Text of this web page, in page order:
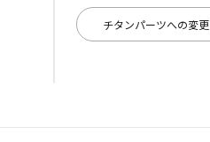
チタンパーツへの変更